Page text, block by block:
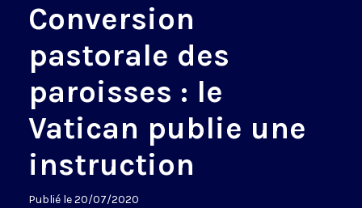
Conversion
pastorale des
paroisses : le
Vatican publie une
instruction
Publié le 20/07/2020